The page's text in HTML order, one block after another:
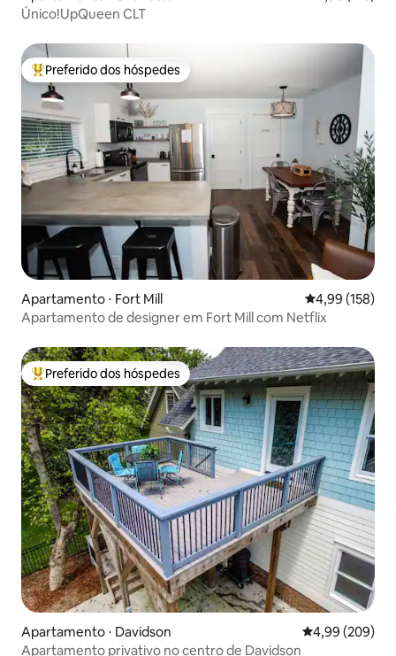
Único!UpQueen CLT
Entre os melhores preferidos dos hóspedes
Preferido dos hóspedes
Apartamento ⋅ Fort Mill 4,99 de uma
4,99 (158)
Apartamento de designer em Fort Mill com Netflix
Entre os melhores preferidos dos hóspedes
Preferido dos hóspedes
Apartamento ⋅ Davidson 4,99 de uma
4,99 (209)
Apartamento privativo no centro de Davidson